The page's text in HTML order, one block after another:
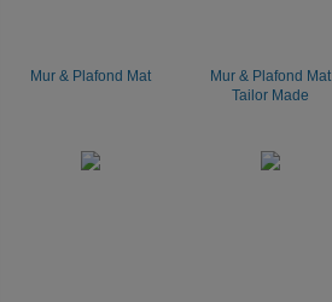
Mur & Plafond Mat
Mur & Plafond Mat
Tailor Made